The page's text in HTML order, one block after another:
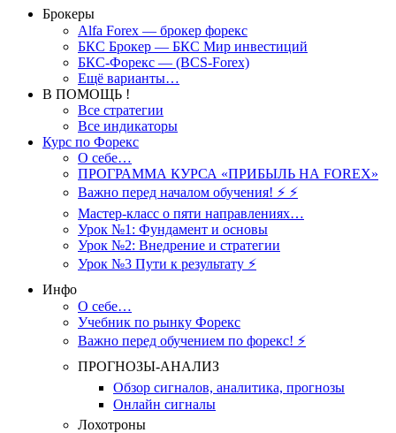
Брокеры
Alfa Forex — брокер форекс
БКС Брокер — БКС Мир инвестиций
БКС-Форекс — (BCS-Forex)
Ещё варианты…
В ПОМОЩЬ !
Все стратегии
Все индикаторы
Курс по Форекс
О себе…
ПРОГРАММА КУРСА «ПРИБЫЛЬ НА FOREX»
Важно перед началом обучения! ⚡ ⚡
Мастер-класс о пяти направлениях…
Урок №1: Фундамент и основы
Урок №2: Внедрение и стратегии
Урок №3 Пути к результату ⚡️
Инфо
О себе…
Учебник по рынку Форекс
Важно перед обучением по форекс! ⚡
ПРОГНОЗЫ-АНАЛИЗ
Обзор сигналов, аналитика, прогнозы
Онлайн сигналы
Лохотроны